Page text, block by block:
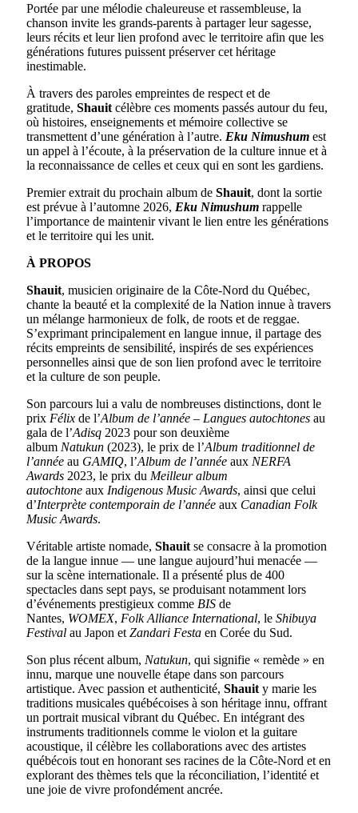
Portée par une mélodie chaleureuse et rassembleuse, la
chanson invite les grands-parents à partager leur sagesse,
leurs récits et leur lien profond avec le territoire afin que les
générations futures puissent préserver cet héritage
inestimable.
À travers des paroles empreintes de respect et de
gratitude, Shauit célèbre ces moments passés autour du feu,
où histoires, enseignements et mémoire collective se
transmettent d’une génération à l’autre. Eku Nimushum est
un appel à l’écoute, à la préservation de la culture innue et à
la reconnaissance de celles et ceux qui en sont les gardiens.
Premier extrait du prochain album de Shauit, dont la sortie
est prévue à l’automne 2026, Eku Nimushum rappelle
l’importance de maintenir vivant le lien entre les générations
et le territoire qui les unit.
À PROPOS
Shauit, musicien originaire de la Côte-Nord du Québec,
chante la beauté et la complexité de la Nation innue à travers
un mélange harmonieux de folk, de roots et de reggae.
S’exprimant principalement en langue innue, il partage des
récits empreints de sensibilité, inspirés de ses expériences
personnelles ainsi que de son lien profond avec le territoire
et la culture de son peuple.
Son parcours lui a valu de nombreuses distinctions, dont le
prix Félix de l’Album de l’année – Langues autochtones au
gala de l’Adisq 2023 pour son deuxième
album Natukun (2023), le prix de l’Album traditionnel de
l’année au GAMIQ, l’Album de l’année aux NERFA
Awards 2023, le prix du Meilleur album
autochtone aux Indigenous Music Awards, ainsi que celui
d’Interprète contemporain de l’année aux Canadian Folk
Music Awards.
Véritable artiste nomade, Shauit se consacre à la promotion
de la langue innue — une langue aujourd’hui menacée —
sur la scène internationale. Il a présenté plus de 400
spectacles dans sept pays, se produisant notamment lors
d’événements prestigieux comme BIS de
Nantes, WOMEX, Folk Alliance International, le Shibuya
Festival au Japon et Zandari Festa en Corée du Sud.
Son plus récent album, Natukun, qui signifie « remède » en
innu, marque une nouvelle étape dans son parcours
artistique. Avec passion et authenticité, Shauit y marie les
traditions musicales québécoises à son héritage innu, offrant
un portrait musical vibrant du Québec. En intégrant des
instruments traditionnels comme le violon et la guitare
acoustique, il célèbre les collaborations avec des artistes
québécois tout en honorant ses racines de la Côte-Nord et en
explorant des thèmes tels que la réconciliation, l’identité et
une joie de vivre profondément ancrée.